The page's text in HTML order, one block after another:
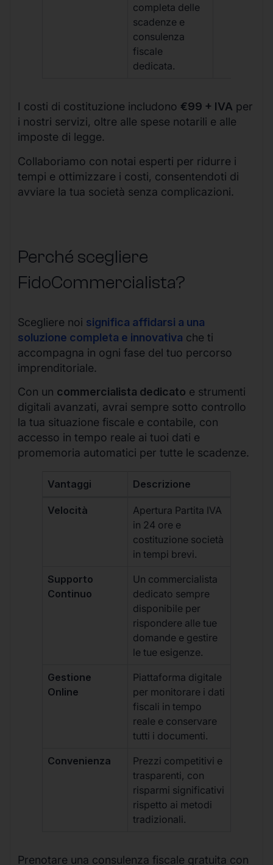
completa delle
scadenze e
consulenza
fiscale
dedicata.
I costi di costituzione includono €99 + IVA per
i nostri servizi, oltre alle spese notarili e alle
imposte di legge.
Collaboriamo con notai esperti per ridurre i
tempi e ottimizzare i costi, consentendoti di
avviare la tua società senza complicazioni.
Perché scegliere
FidoCommercialista?
Scegliere noi significa affidarsi a una
soluzione completa e innovativa che ti
accompagna in ogni fase del tuo percorso
imprenditoriale.
Con un commercialista dedicato e strumenti
digitali avanzati, avrai sempre sotto controllo
la tua situazione fiscale e contabile, con
accesso in tempo reale ai tuoi dati e
promemoria automatici per tutte le scadenze.
Vantaggi Descrizione
Velocità
Apertura Partita IVA
in 24 ore e
costituzione società
in tempi brevi.
Supporto
Continuo
Un commercialista
dedicato sempre
disponibile per
rispondere alle tue
domande e gestire
le tue esigenze.
Gestione
Online
Piattaforma digitale
per monitorare i dati
fiscali in tempo
reale e conservare
tutti i documenti.
Convenienza
Prezzi competitivi e
trasparenti, con
risparmi significativi
rispetto ai metodi
tradizionali.
Prenotare una consulenza fiscale gratuita con